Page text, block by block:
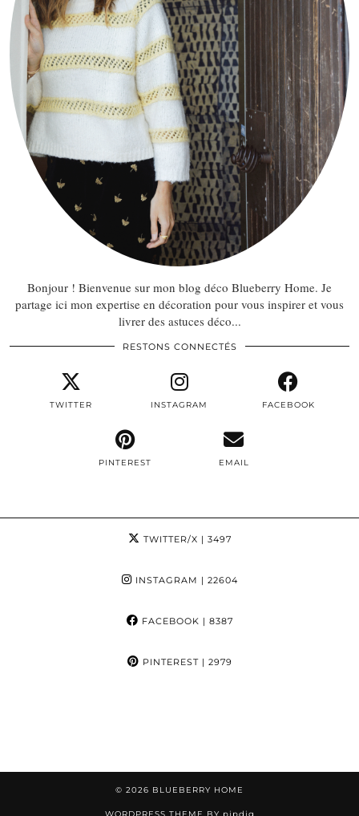
Bonjour ! Bienvenue sur mon blog déco Blueberry Home. Je
partage ici mon expertise en décoration pour vous inspirer et vous
livrer des astuces déco...
RESTONS CONNECTÉS
TWITTER INSTAGRAM FACEBOOK
PINTEREST EMAIL
TWITTER/X | 3497
INSTAGRAM | 22604
FACEBOOK | 8387
PINTEREST| 2979
© 2026 BLUEBERRY HOME